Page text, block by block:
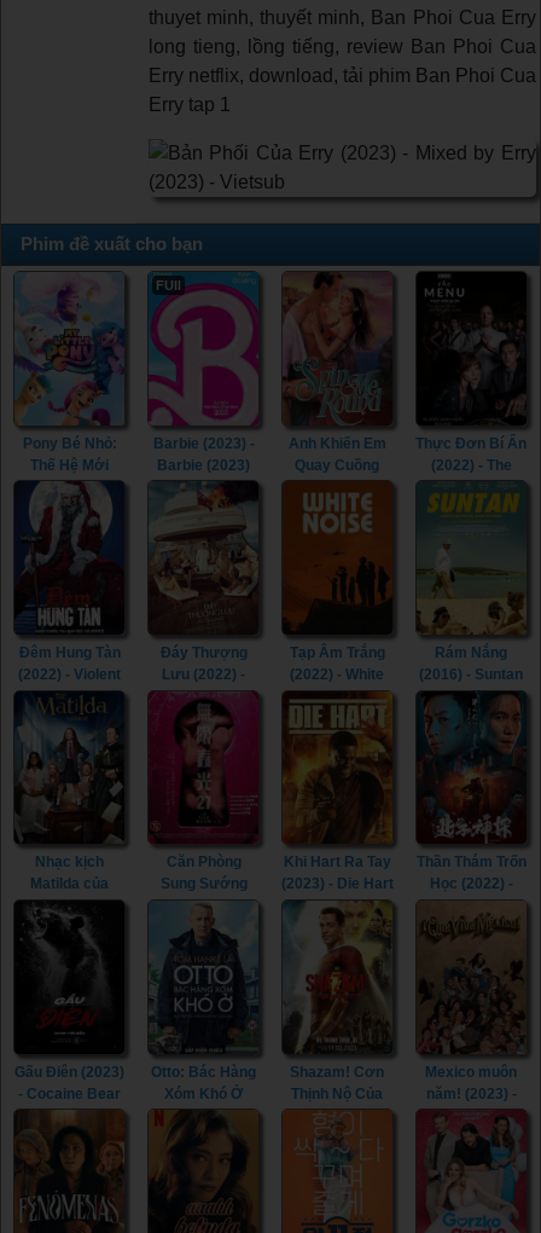
thuyet minh, thuyết minh, Ban Phoi Cua Erry
long tieng, lồng tiếng, review Ban Phoi Cua
Erry netflix, download, tải phim Ban Phoi Cua
Erry tap 1
Phim đề xuất cho bạn
Pony Bé Nhỏ:
Thế Hệ Mới
(2021) - My
Little Pony: A
New Generation
(2021)
FUll
Barbie (2023) -
Barbie (2023)
Anh Khiến Em
Quay Cuồng
(2022) - Spin Me
Round (2022)
Thực Đơn Bí Ẩn
(2022) - The
Đêm Hung Tàn
(2022) - Violent
Night (2022)
Đáy Thượng
Lưu (2022) -
Triangle of
Sadness (2022)
Tạp Âm Trắng
(2022) - White
Noise (2022)
Rám Nắng
(2016) - Suntan
(2016)
Nhạc kịch
Matilda của
Roald Dahl
(2022) - Roald
Dahl's Matilda
(2022)
Căn Phòng
Sung Sướng
(2015) - In the
Room (2015)
Khi Hart Ra Tay
(2023) - Die Hart
(2023)
Thần Thám Trốn
Học (2022) -
Detective Chen
(2022)
Gấu Điên (2023)
- Cocaine Bear
(2023)
Otto: Bác Hàng
Xóm Khó Ở
(2022) - A Man
Called Otto
(2022)
Shazam! Cơn
Thịnh Nộ Của
Các Vị Thần
(2023) -
Shazam! Fury of
the Gods (2023)
Mexico muôn
năm! (2023) -
¡Que Viva
México! (2023)